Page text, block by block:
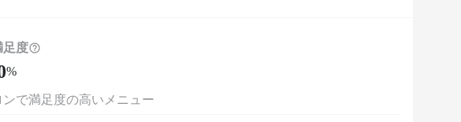
足度
%
で満足度の高いメニュー